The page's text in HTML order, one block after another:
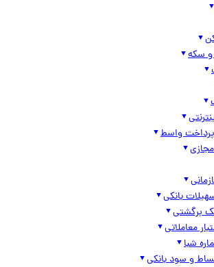
واسط
بانکی
معاملاتی
و سود بانکی